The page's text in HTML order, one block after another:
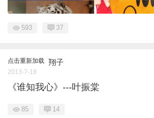
593 37
点击重新加载 翔子
2013-7-18
《谁知我心》---叶振棠
85 14